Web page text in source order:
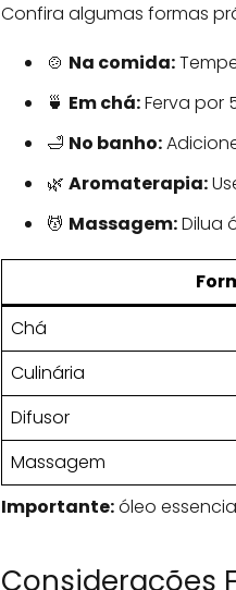
Confira algumas formas
🍲 Na comida:
🍵 Em chá:Ferva por
🛁 No banho:
🌿 Aromaterapia:
💆 Massagem:Dilua
Chá
Culinária
Difusor
Massagem
Importante:óleo
Considerações